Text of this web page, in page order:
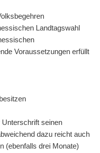
Landtagswahl
Voraussetzungen erfüllt
seinen
dazu reicht auch
(ebenfalls drei Monate)